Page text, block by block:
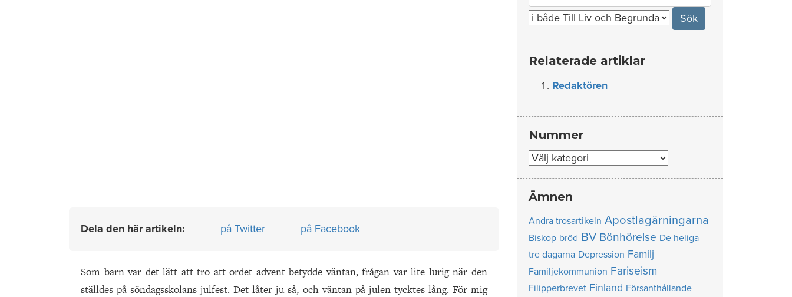
Dela den här artikeln: på Twitter på Facebook
Som barn var det lätt att tro att ordet advent betydde väntan, frågan var lite lurig när den
ställdes på söndagsskolans julfest. Det låter ju så, och väntan på julen tycktes lång. För mig
for:
Relaterade artiklar
Redaktören
Nummer
Nummer
Ämnen
Andra trosartikeln Apostlagärningarna
Biskop bröd BV Bönhörelse De heliga
tre dagarna Depression Familj
Familjekommunion Fariseism
Filipperbrevet Finland Försanthållande